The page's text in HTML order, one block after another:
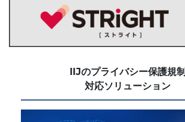
IIJのプライバシー保護規制
対応ソリューション